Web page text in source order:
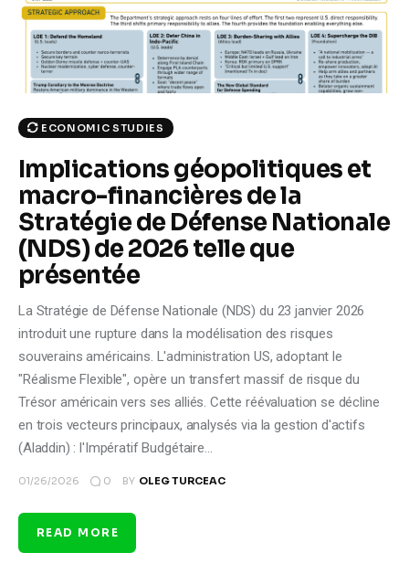
ECONOMIC STUDIES
Implications géopolitiques et
macro-financières de la
Stratégie de Défense Nationale
(NDS) de 2026 telle que
présentée
La Stratégie de Défense Nationale (NDS) du 23 janvier 2026
introduit une rupture dans la modélisation des risques
souverains américains. L'administration US, adoptant le
"Réalisme Flexible", opère un transfert massif de risque du
Trésor américain vers ses alliés. Cette réévaluation se décline
en trois vecteurs principaux, analysés via la gestion d'actifs
(Aladdin) : l'Impératif Budgétaire…
01/26/2026 0 BY OLEG TURCEAC
READ MORE